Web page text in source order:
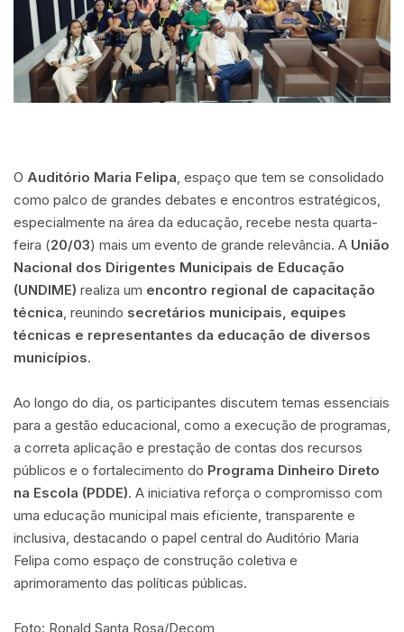
O Auditório Maria Felipa, espaço que tem se consolidado
como palco de grandes debates e encontros estratégicos,
especialmente na área da educação, recebe nesta quarta-
feira (20/03) mais um evento de grande relevância. A União
Nacional dos Dirigentes Municipais de Educação
(UNDIME) realiza um encontro regional de capacitação
técnica, reunindo secretários municipais, equipes
técnicas e representantes da educação de diversos
municípios.
Ao longo do dia, os participantes discutem temas essenciais
para a gestão educacional, como a execução de programas,
a correta aplicação e prestação de contas dos recursos
públicos e o fortalecimento do Programa Dinheiro Direto
na Escola (PDDE). A iniciativa reforça o compromisso com
uma educação municipal mais eficiente, transparente e
inclusiva, destacando o papel central do Auditório Maria
Felipa como espaço de construção coletiva e
aprimoramento das políticas públicas.
Foto: Ronald Santa Rosa/Decom